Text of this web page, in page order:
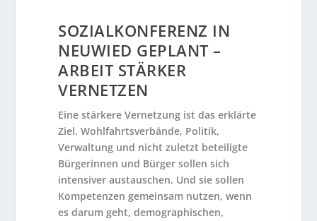
SOZIALKONFERENZ IN
NEUWIED GEPLANT –
ARBEIT STÄRKER
VERNETZEN
Eine stärkere Vernetzung ist das erklärte
Ziel. Wohlfahrtsverbände, Politik,
Verwaltung und nicht zuletzt beteiligte
Bürgerinnen und Bürger sollen sich
intensiver austauschen. Und sie sollen
Kompetenzen gemeinsam nutzen, wenn
es darum geht, demographischen,